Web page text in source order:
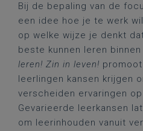
Bij de bepaling van de
een idee hoe je te werk
op welke wijze je denkt
beste kunnen leren
leren! Zin in leven!
leerlingen kansen krijgen
verscheiden ervaringen
Gevarieerde leerkansen
om leerinhouden vanuit